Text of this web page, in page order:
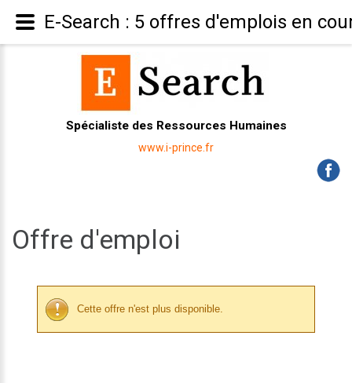
Spécialiste des Ressources Humaines
www.i-prince.fr
Offre d'emploi
Cette offre n'est plus disponible.
E-Search : 5 offres d'emplois en